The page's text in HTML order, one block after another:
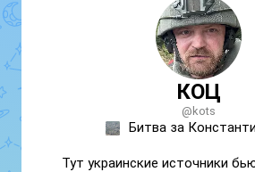
КОЦ
@kots
Битва за
Тут украинские источники